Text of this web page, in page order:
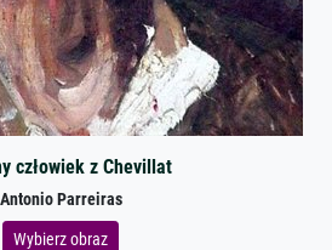
człowiek z Chevillat
Antonio Parreiras
Wybierz obraz